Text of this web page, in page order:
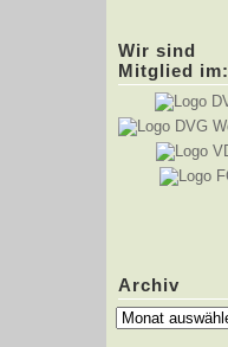
Wir sind
Mitglied im:
Archiv